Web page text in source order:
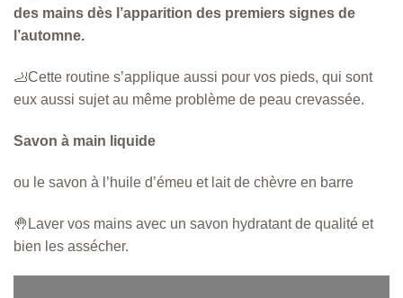
des mains dès l’apparition des premiers signes de
l’automne.
🦶Cette routine s’applique aussi pour vos pieds, qui sont
eux aussi sujet au même problème de peau crevassée.
Savon à main liquide
ou le savon à l’huile d’émeu et lait de chèvre en barre
🤚Laver vos mains avec un savon hydratant de qualité et
bien les assécher.